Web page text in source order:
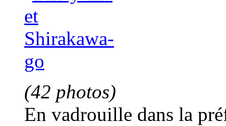
(42 photos)
En vadrouille dans la